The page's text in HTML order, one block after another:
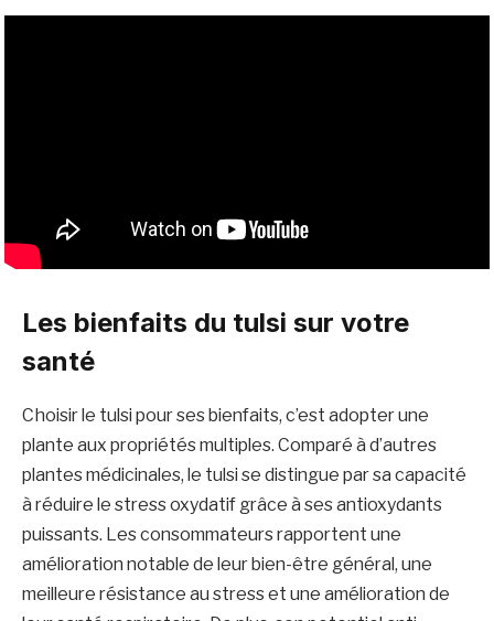
Les bienfaits du tulsi sur votre
santé
Choisir le tulsi pour ses bienfaits, c’est adopter une
plante aux propriétés multiples. Comparé à d’autres
plantes médicinales, le tulsi se distingue par sa capacité
à réduire le stress oxydatif grâce à ses antioxydants
puissants. Les consommateurs rapportent une
amélioration notable de leur bien-être général, une
meilleure résistance au stress et une amélioration de